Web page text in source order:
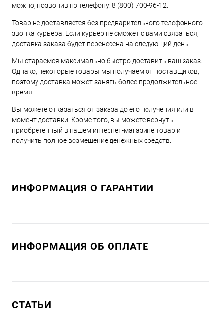
можно, позвонив по телефону: 8 (800) 700-96-12.
Товар не доставляется без предварительного телефонного
звонка курьера. Если курьер не сможет с вами связаться,
доставка заказа будет перенесена на следующий день.
Мы стараемся максимально быстро доставить ваш заказ.
Однако, некоторые товары мы получаем от поставщиков,
поэтому доставка может занять более продолжительное
время.
Вы можете отказаться от заказа до его получения или в
момент доставки. Кроме того, вы можете вернуть
приобретенный в нашем интернет-магазине товар и
получить полное возмещение денежных средств.
ИНФОРМАЦИЯ О ГАРАНТИИ
ИНФОРМАЦИЯ ОБ ОПЛАТЕ
СТАТЬИ